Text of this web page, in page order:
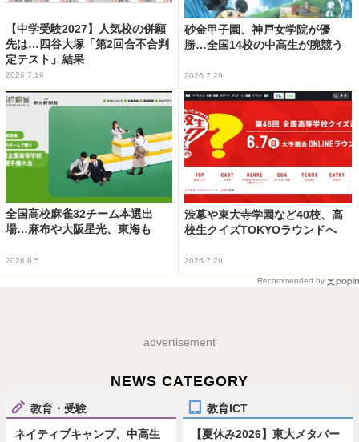
【中学受験2027】人気校の併願
先は…四谷大塚「第2回合不合判
定テスト」結果
2026.7.16
砂金甲子園、神戸女学院が優
勝…全国14校の中高生が腕競う
2026.7.29
全国高校麻雀32チーム本選出
場…麻布や大阪星光、東海も
2026.8.5
渋幕や東大寺学園など40校、高
校生クイズTOKYOラウンドへ
2026.7.29
Recommended by
advertisement
NEWS CATEGORY
教育・受験
ネイティブキャンプ、中高生
教育ICT
【夏休み2026】東大メタバー